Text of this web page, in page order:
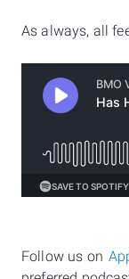
As always, all
Follow us on